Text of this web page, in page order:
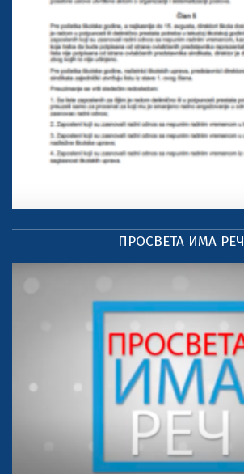
ПРОСВЕТА ИМА РЕЧ